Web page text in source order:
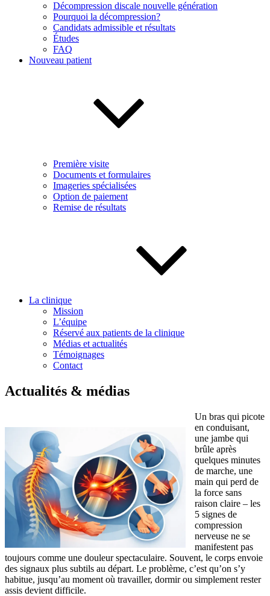
Décompression discale nouvelle génération
Pourquoi la décompression?
Candidats admissible et résultats
Études
FAQ
Nouveau patient
Première visite
Documents et formulaires
Imageries spécialisées
Option de paiement
Remise de résultats
La clinique
Mission
L’équipe
Réservé aux patients de la clinique
Médias et actualités
Témoignages
Contact
Actualités & médias
Un bras qui picote
en conduisant,
une jambe qui
brûle après
quelques minutes
de marche, une
main qui perd de
la force sans
raison claire – les
5 signes de
compression
nerveuse ne se
manifestent pas
toujours comme une douleur spectaculaire. Souvent, le corps envoie
des signaux plus subtils au départ. Le problème, c’est qu’on s’y
habitue, jusqu’au moment où travailler, dormir ou simplement rester
assis devient difficile.